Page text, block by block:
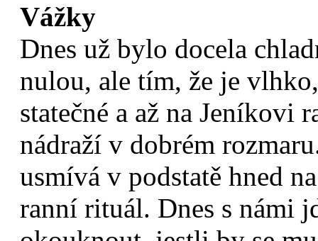
Vážky
Dnes už bylo docela
nulou, ale tím, že je
statečné a až na Jeníkovi
nádraží v dobrém
usmívá v podstatě hned
ranní rituál. Dnes s námi